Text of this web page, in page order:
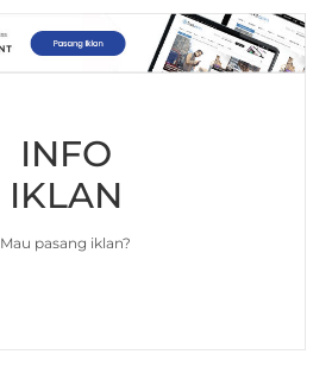
INFO
IKLAN
Mau pasang iklan?